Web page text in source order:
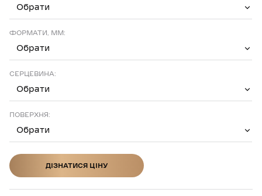
Обрати
ФОРМАТИ, ММ:
Обрати
СЕРЦЕВИНА:
Обрати
ПОВЕРХНЯ:
Обрати
ДІЗНАТИСЯ ЦІНУ